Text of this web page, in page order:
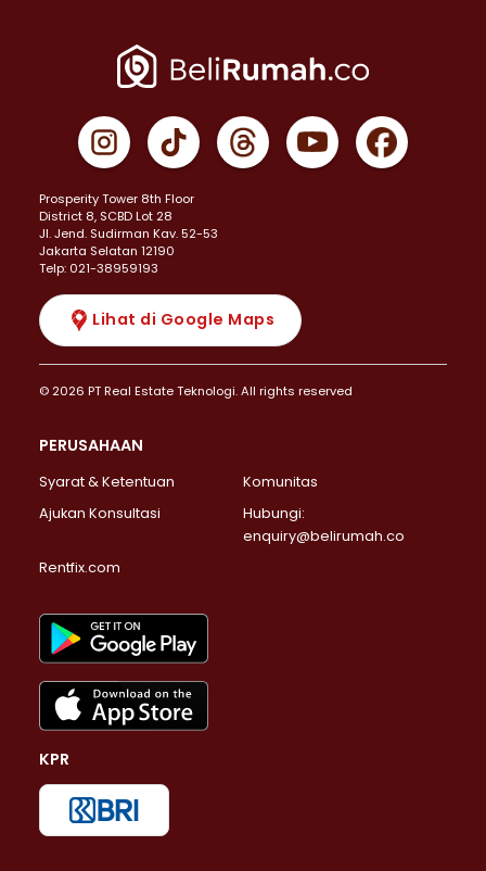
Prosperity Tower 8th Floor
District 8, SCBD Lot 28
JI. Jend. Sudirman Kav. 52-53
Jakarta Selatan 12190
Telp: 021-38959193
Lihat di Google Maps
© 2026 PT Real Estate Teknologi. All rights reserved
PERUSAHAAN
Syarat & Ketentuan
Komunitas
Ajukan Konsultasi
Hubungi:
enquiry@belirumah.co
Rentfix.com
KPR